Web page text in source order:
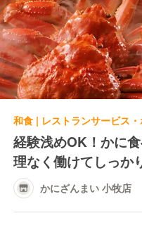
経験浅めOK！かに
理なく働けてしっか
かにざんまい 小牧店